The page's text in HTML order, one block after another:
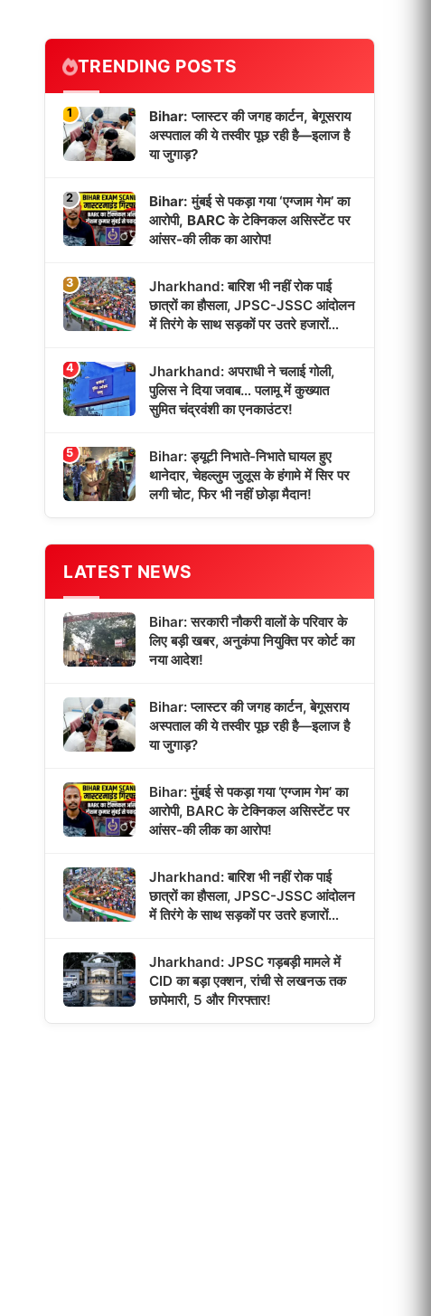
TRENDING POSTS
1
Bihar: प्लास्टर की जगह कार्टन, बेगूसराय
अस्पताल की ये तस्वीर पूछ रही है—इलाज है
या जुगाड़?
2
Bihar: मुंबई से पकड़ा गया ‘एग्जाम गेम’ का
आरोपी, BARC के टेक्निकल असिस्टेंट पर
आंसर-की लीक का आरोप!
3
Jharkhand: बारिश भी नहीं रोक पाई
छात्रों का हौसला, JPSC-JSSC आंदोलन
में तिरंगे के साथ सड़कों पर उतरे हजारों
4
Jharkhand: अपराधी ने चलाई गोली,
पुलिस ने दिया जवाब… पलामू में कुख्यात
सुमित चंद्रवंशी का एनकाउंटर!
5
Bihar: ड्यूटी निभाते-निभाते घायल हुए
थानेदार, चेहल्लुम जुलूस के हंगामे में सिर पर
लगी चोट, फिर भी नहीं छोड़ा मैदान!
LATEST NEWS
Bihar: सरकारी नौकरी वालों के परिवार के
लिए बड़ी खबर, अनुकंपा नियुक्ति पर कोर्ट का
नया आदेश!
Bihar: प्लास्टर की जगह कार्टन, बेगूसराय
अस्पताल की ये तस्वीर पूछ रही है—इलाज है
या जुगाड़?
Bihar: मुंबई से पकड़ा गया ‘एग्जाम गेम’ का
आरोपी, BARC के टेक्निकल असिस्टेंट पर
आंसर-की लीक का आरोप!
Jharkhand: बारिश भी नहीं रोक पाई
छात्रों का हौसला, JPSC-JSSC आंदोलन
में तिरंगे के साथ सड़कों पर उतरे हजारों
Jharkhand: JPSC गड़बड़ी मामले में
CID का बड़ा एक्शन, रांची से लखनऊ तक
छापेमारी, 5 और गिरफ्तार!